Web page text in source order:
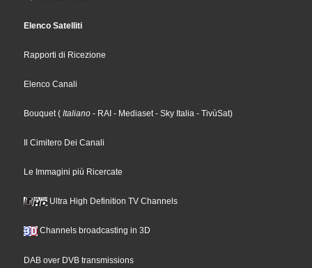
Elenco Satelliti
Rapporti di Ricezione
Elenco Canali
Bouquet ( Italiano - RAI - Mediaset - Sky Italia - TivùSat)
Il Cimitero Dei Canali
Le Immagini più Ricercate
Ultra High Definition TV Channels
Channels broadcasting in 3D
DAB over DVB transmissions